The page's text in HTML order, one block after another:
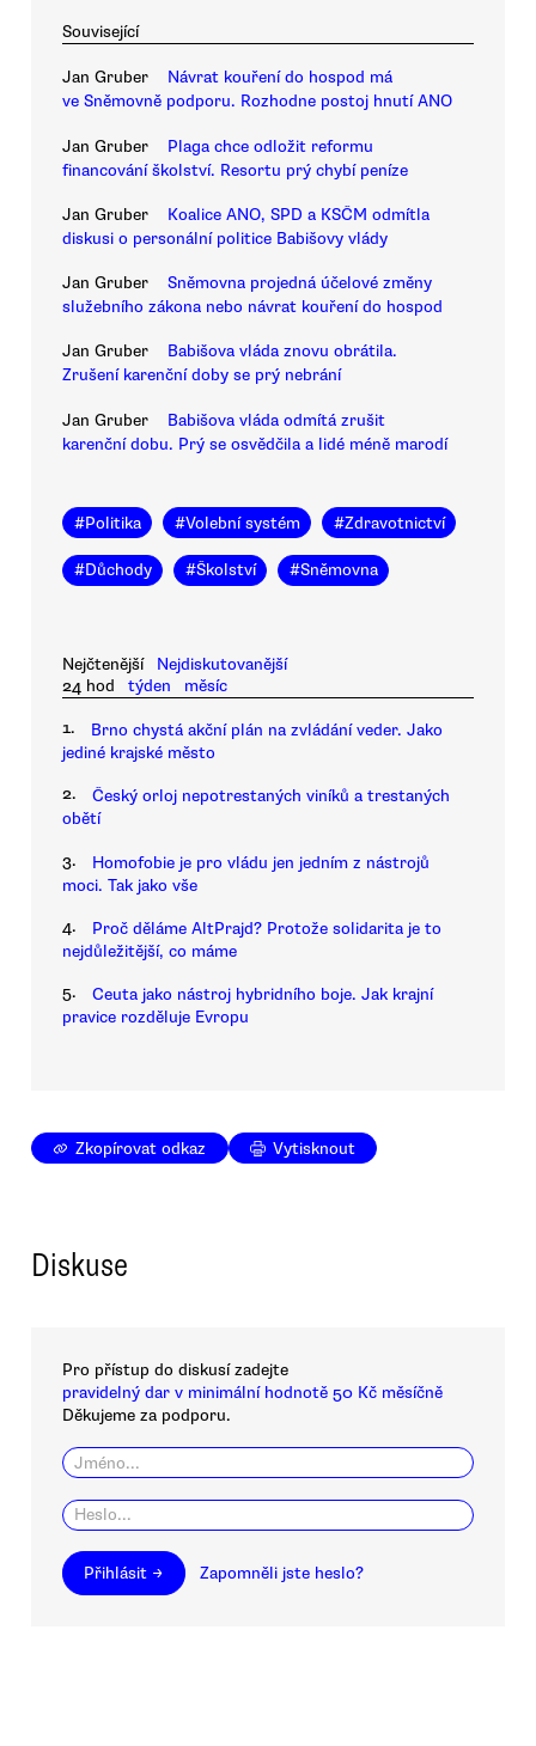
Související
Jan Gruber
Návrat kouření do hospod má
ve Sněmovně podporu. Rozhodne postoj hnutí ANO
Jan Gruber
Plaga chce odložit reformu
financování školství. Resortu prý chybí peníze
Jan Gruber
Koalice ANO, SPD a KSČM odmítla
diskusi o personální politice Babišovy vlády
Jan Gruber
Sněmovna projedná účelové změny
služebního zákona nebo návrat kouření do hospod
Jan Gruber
Babišova vláda znovu obrátila.
Zrušení karenční doby se prý nebrání
Jan Gruber
Babišova vláda odmítá zrušit
karenční dobu. Prý se osvědčila a lidé méně marodí
#Politika #Volební systém #Zdravotnictví
#Důchody #Školství #Sněmovna
Nejčtenější
Nejdiskutovanější
24 hod
týden měsíc
1.
Brno chystá akční plán na zvládání veder. Jako
jediné krajské město
2.
Český orloj nepotrestaných viníků a trestaných
obětí
3.
Homofobie je pro vládu jen jedním z nástrojů
moci. Tak jako vše
4.
Proč děláme AltPrajd? Protože solidarita je to
nejdůležitější, co máme
5.
Ceuta jako nástroj hybridního boje. Jak krajní
pravice rozděluje Evropu
Zkopírovat odkaz Vytisknout
Diskuse
Pro přístup do diskusí zadejte
pravidelný dar v minimální hodnotě 50 Kč měsíčně
Děkujeme za podporu.
Přihlásit → Zapomněli jste heslo?